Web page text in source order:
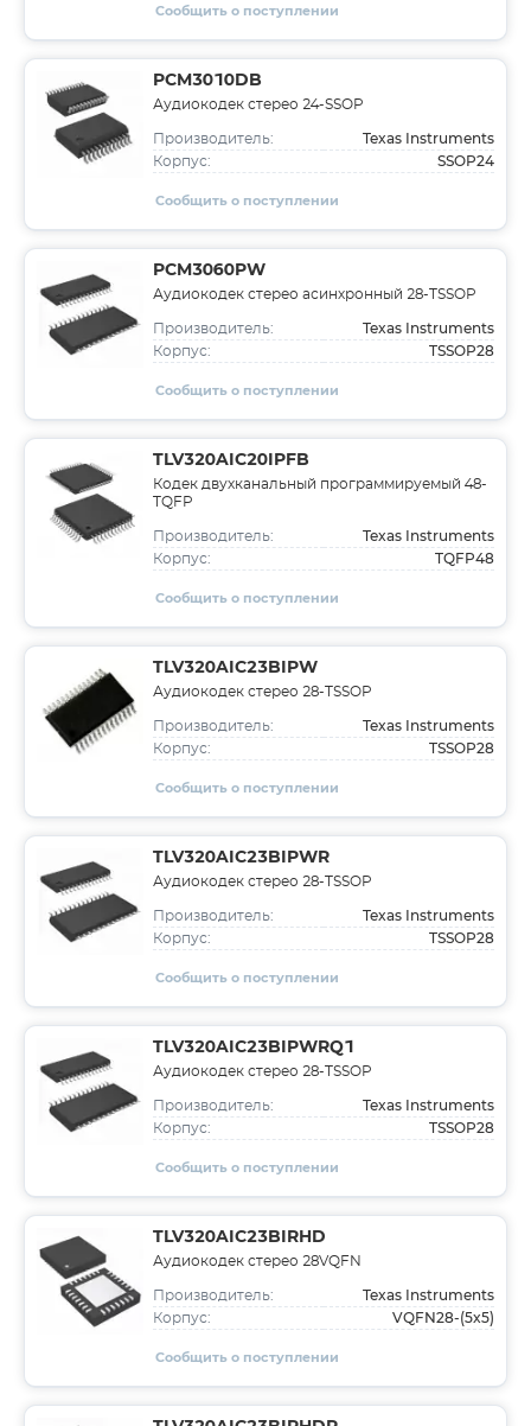
Сообщить о поступлении
PCM3010DB
Аудиокодек стерео 24-SSOP
Производитель: Texas Instruments
Корпус: SSOP24
Сообщить о поступлении
PCM3060PW
Аудиокодек стерео асинхронный 28-TSSOP
Производитель: Texas Instruments
Корпус: TSSOP28
Сообщить о поступлении
TLV320AIC20IPFB
Кодек двухканальный программируемый 48-
TQFP
Производитель: Texas Instruments
Корпус: TQFP48
Сообщить о поступлении
TLV320AIC23BIPW
Аудиокодек стерео 28-TSSOP
Производитель: Texas Instruments
Корпус: TSSOP28
Сообщить о поступлении
TLV320AIC23BIPWR
Аудиокодек стерео 28-TSSOP
Производитель: Texas Instruments
Корпус: TSSOP28
Сообщить о поступлении
TLV320AIC23BIPWRQ1
Аудиокодек стерео 28-TSSOP
Производитель: Texas Instruments
Корпус: TSSOP28
Сообщить о поступлении
TLV320AIC23BIRHD
Аудиокодек стерео 28VQFN
Производитель: Texas Instruments
Корпус: VQFN28-(5x5)
Сообщить о поступлении